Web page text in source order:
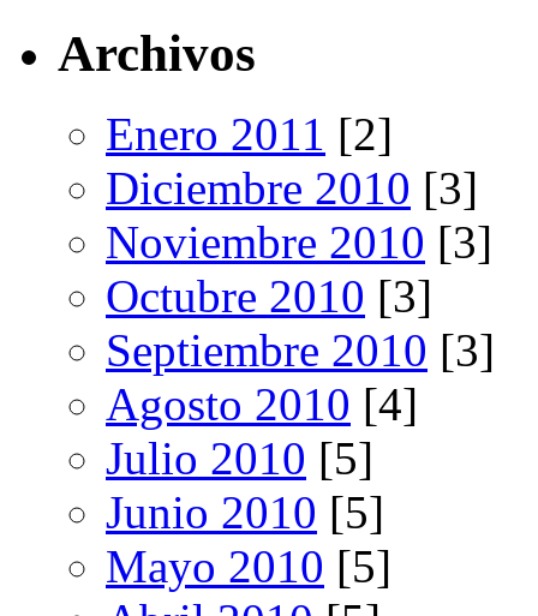
Archivos
Enero 2011 [2]
Diciembre 2010 [3]
Noviembre 2010 [3]
Octubre 2010 [3]
Septiembre 2010 [3]
Agosto 2010 [4]
Julio 2010 [5]
Junio 2010 [5]
Mayo 2010 [5]